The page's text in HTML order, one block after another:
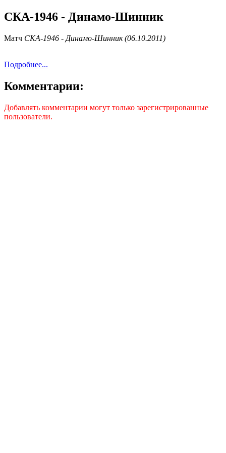
СКА-1946 - Динамо-Шинник
Матч СКА-1946 - Динамо-Шинник (06.10.2011)
Подробнее...
Комментарии:
Добавлять комментарии могут только зарегистрированные
пользователи.